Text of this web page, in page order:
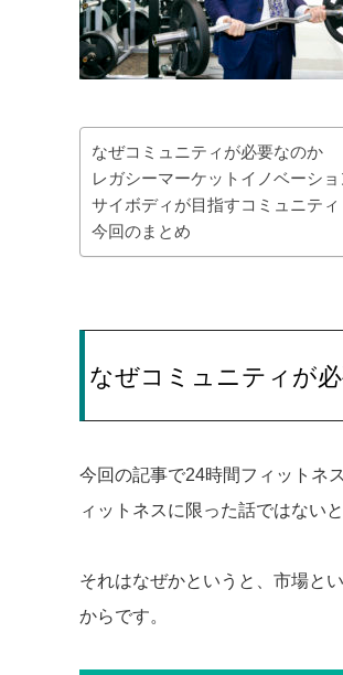
なぜコミュニティが必要なのか
レガシーマーケットイノベーショ
サイボディが目指すコミュニティ
今回のまとめ
なぜコミュニティが
今回の記事で24時間フィットネ
ィットネスに限った話ではない
それはなぜかというと、市場と
からです。